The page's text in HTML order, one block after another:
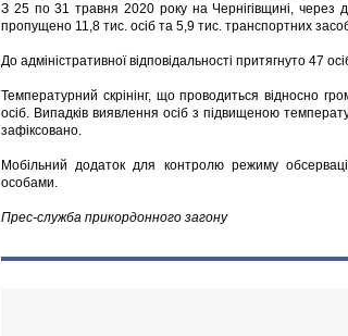
З 25 по 31 травня 2020 року на Чернігівщині, через
пропущено 11,8 тис. осіб та 5,9 тис. транспортних
До адміністративної відповідальності притягнуто 47
Температурний скрінінг, що проводиться відносно
осіб. Випадків виявлення осіб з підвищеною
зафіксовано.
Мобільний додаток для контролю режиму
особами.
Прес-служба прикордонного загону